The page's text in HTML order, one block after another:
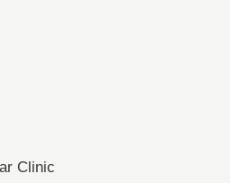
Clinic